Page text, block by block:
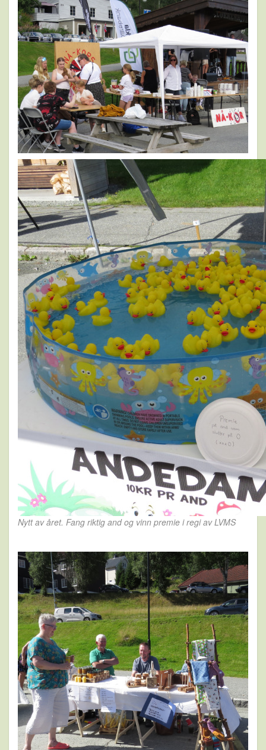
Nytt av året. Fang riktig and og vinn premie i regi av LVMS